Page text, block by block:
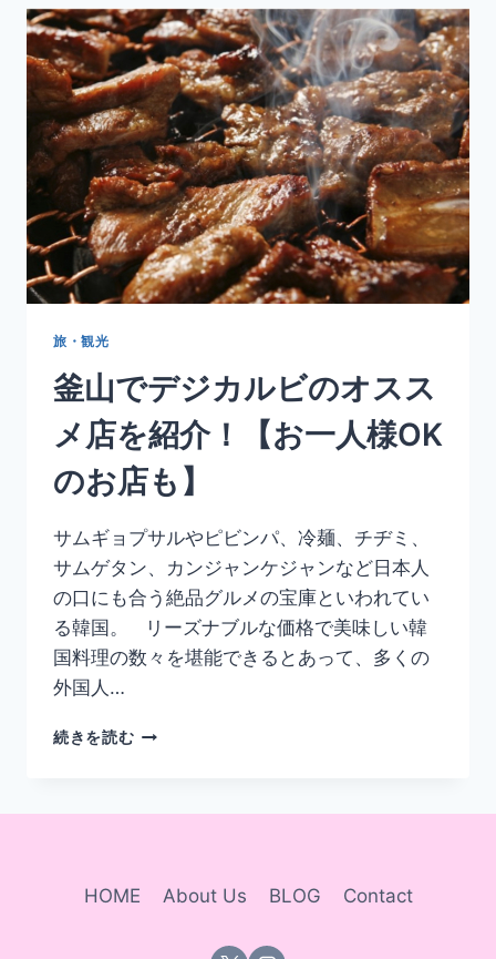
OK】
決
定
版！
ソ
ウ
ル
で
タ
ッ
カ
ン
マ
す
す
め
5
店！
旅・観光
釜山でデジカルビのオスス
メ店を紹介！【お一人様OK
のお店も】
サムギョプサルやピビンパ、冷麺、チヂミ、
サムゲタン、カンジャンケジャンなど日本人
の口にも合う絶品グルメの宝庫といわれてい
る韓国。 リーズナブルな価格で美味しい韓
国料理の数々を堪能できるとあって、多くの
外国人…
続きを読む釜
ビ
HOME About Us BLOG Contact